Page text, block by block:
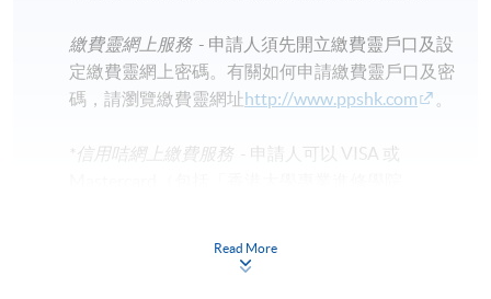
繳費靈網上服務- 申請人須先開立繳費靈戶口及設
定繳費靈網上密碼。有關如何申請繳費靈戶口及密
碼，請瀏覽繳費靈網址http://www.ppshk.com 。
*信用咭網上繳費服務 - 申請人可以 VISA 或
*香港大學專業進修學院Mastercard卡
Read More